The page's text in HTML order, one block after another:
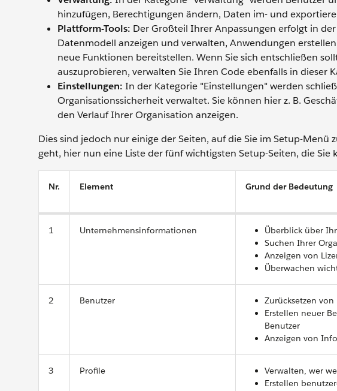
hinzufügen, Berechtigungen ändern, Daten im- und
Plattform-Tools: Der Großteil Ihrer Anpassungen erfolgt in
Datenmodell anzeigen und verwalten, Anwendungen
neue Funktionen bereitstellen. Wenn Sie sich entschließen
auszuprobieren, verwalten Sie Ihren Code ebenfalls in dieser
Einstellungen: In der Kategorie "Einstellungen" werden
Organisationssicherheit verwaltet. Sie können hier z. B.
den Verlauf Ihrer Organisation anzeigen.
Dies sind jedoch nur einige der Seiten, auf die Sie im Setup-
geht, hier nun eine Liste der fünf wichtigsten Setup-Seiten, die Sie
Nr. Element Grund der Bedeutung
1 Unternehmensinformationen
Überblick über
Suchen Ihrer
Anzeigen von
Überwachen
2 Benutzer
Zurücksetzen
Erstellen neuer
Benutzer
Anzeigen von
3 Profile
Verwalten, wer
Erstellen